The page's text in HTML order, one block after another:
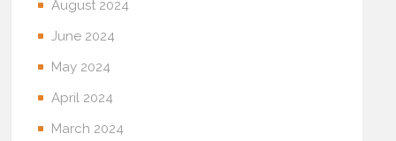
August 2024
June 2024
May 2024
April 2024
March 2024